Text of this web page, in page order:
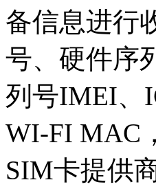
备信息进行
号、硬件序
列号IMEI、
WI-FI MAC
SIM卡提供